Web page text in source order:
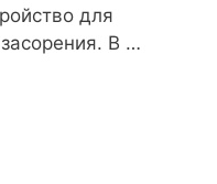
для
В …